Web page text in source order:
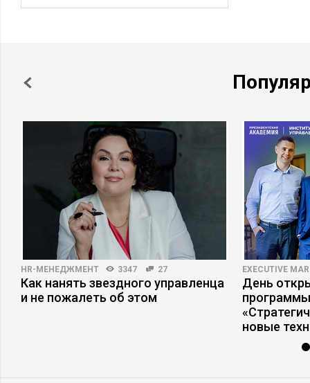
HR-МЕНЕДЖМЕНТ 3347 27
Как нанять звездного управленца
и не пожалеть об этом
EXECUTIVE
День
новые